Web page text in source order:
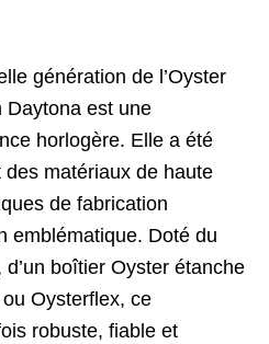
génération de l’Oyster
Daytona est une
horlogère. Elle a été
matériaux de haute
de fabrication
emblématique. Doté du
boîtier Oyster étanche
Oysterflex, ce
robuste, fiable et